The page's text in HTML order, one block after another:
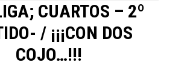
CUARTOS – 2º
/ ¡¡¡CON DOS
COJO…!!!